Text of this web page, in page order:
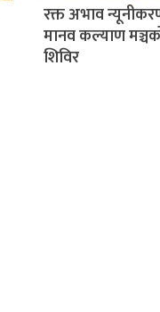
रक्त अभाव
मानव कल्याण
शिविर